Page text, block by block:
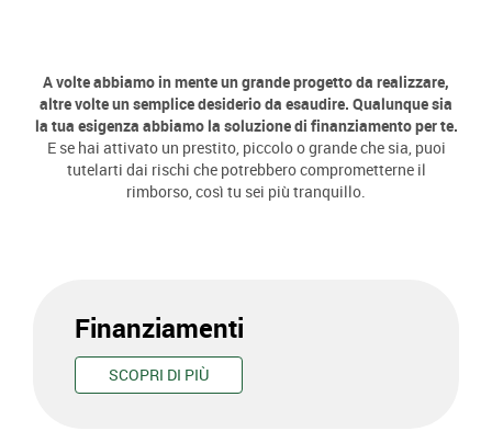
A volte abbiamo in mente un grande progetto da realizzare,
altre volte un semplice desiderio da esaudire. Qualunque sia
la tua esigenza abbiamo la soluzione di finanziamento per te.
E se hai attivato un prestito, piccolo o grande che sia, puoi
tutelarti dai rischi che potrebbero comprometterne il
rimborso, così tu sei più tranquillo.
Finanziamenti
SCOPRI DI PIÙ